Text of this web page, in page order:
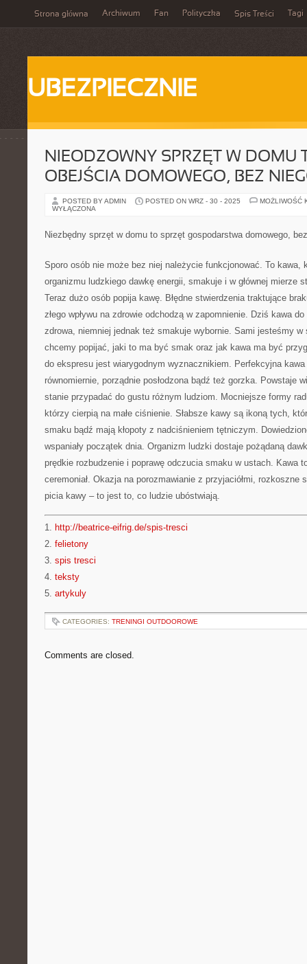
Strona główna Archiwum Fan Polityczka Spis Treści Tagi
UBEZPIECZNIE
NIEODZOWNY SPRZĘT W DOMU
OBEJŚCIA DOMOWEGO, BEZ
POSTED BY ADMIN POSTED ON WRZ - 30 - 2025
MOŻLIWOŚĆ
WYŁĄCZONA
Niezbędny sprzęt w domu to sprzęt gospodarstwa domowego,
Sporo osób nie może bez niej należycie funkcjonować. To kawa,
organizmu ludzkiego dawkę energii, smakuje i w głównej mierze
Teraz dużo osób popija kawę. Błędne stwierdzenia traktujące
złego wpływu na zdrowie odchodzą w zapomnienie. Dziś kawa
zdrowa, niemniej jednak też smakuje wybornie. Sami jesteśmy
chcemy popijać, jaki to ma być smak oraz jak kawa ma być
do ekspresu jest wiarygodnym wyznacznikiem. Perfekcyjna
równomiernie, porządnie posłodzona bądź też gorzka. Powstaje
stanie przypadać do gustu różnym ludziom. Mocniejsze formy
którzy cierpią na małe ciśnienie. Słabsze kawy są ikoną tych,
smaku bądź mają kłopoty z nadciśnieniem tętniczym.
wspaniały początek dnia. Organizm ludzki dostaje pożądaną
prędkie rozbudzenie i poprawę odczucia smaku w ustach. Kawa
ceremoniał. Okazja na porozmawianie z przyjaciółmi, rozkoszne
picia kawy – to jest to, co ludzie ubóstwiają.
1. http://beatrice-eifrig.de/spis-tresci
2. felietony
3. spis tresci
4. teksty
5. artykuly
CATEGORIES: TRENINGI OUTDOOROWE
Comments are closed.